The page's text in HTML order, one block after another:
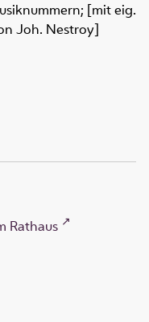
[mit eig.
Joh. Nestroy]
Rathaus